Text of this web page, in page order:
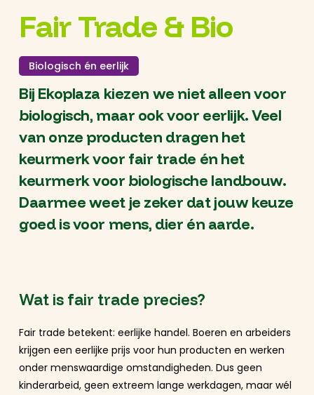
Fair Trade & Bio
Biologisch én eerlijk
Bij Ekoplaza kiezen we niet alleen voor
biologisch, maar ook voor eerlijk. Veel
van onze producten dragen het
keurmerk voor fair trade én het
keurmerk voor biologische landbouw.
Daarmee weet je zeker dat jouw keuze
goed is voor mens, dier én aarde.
Wat is fair trade precies?
Fair trade betekent: eerlijke handel. Boeren en arbeiders
krijgen een eerlijke prijs voor hun producten en werken
onder menswaardige omstandigheden. Dus geen
kinderarbeid, geen extreem lange werkdagen, maar wél